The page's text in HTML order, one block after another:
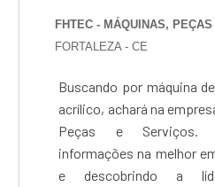
FHTEC - MÁQUINAS,
FORTALEZA - CE
Buscando por máquina
acrílico, achará na
Peças e Serviços.
informações na melhor
e descobrindo a